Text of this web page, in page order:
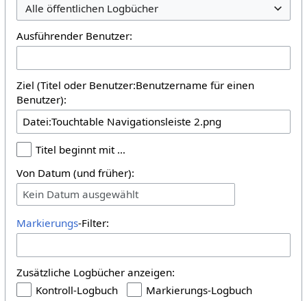
Alle öffentlichen Logbücher
Ausführender Benutzer:
Ziel (Titel oder Benutzer:Benutzername für einen
Benutzer):
Titel beginnt mit …
Von Datum (und früher):
Kein Datum ausgewählt
Markierungs-Filter:
Zusätzliche Logbücher anzeigen:
Kontroll-Logbuch
Markierungs-Logbuch